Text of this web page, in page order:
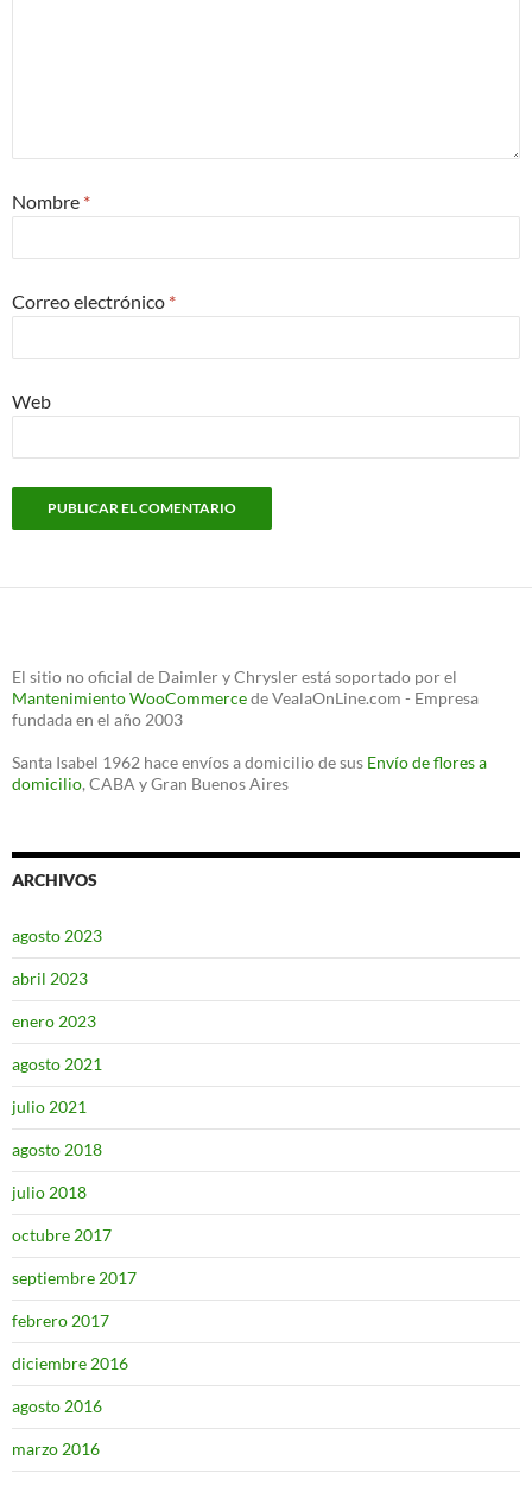
Nombre *
Correo electrónico *
Web
El sitio no oficial de Daimler y Chrysler está soportado por el
Mantenimiento WooCommercede VealaOnLine.com - Empresa
fundada en el año 2003
Santa Isabel 1962 hace envíos a domicilio de sus Envío de flores a
domicilio, CABA y Gran Buenos Aires
ARCHIVOS
agosto 2023
abril 2023
enero 2023
agosto 2021
julio 2021
agosto 2018
julio 2018
octubre 2017
septiembre 2017
febrero 2017
diciembre 2016
agosto 2016
marzo 2016